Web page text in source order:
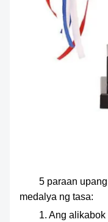
5 paraan upang
medalya ng tasa:
1. Ang alikabok